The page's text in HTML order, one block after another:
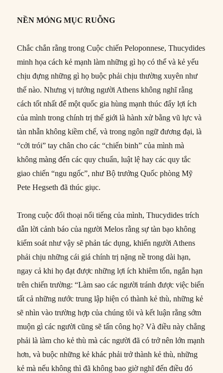
NỀN MÓNG MỤC RUỖNG
Chắc chắn rằng trong Cuộc chiến Peloponnese, Thucydides
minh họa cách kẻ mạnh làm những gì họ có thể và kẻ yếu
chịu đựng những gì họ buộc phải chịu thường xuyên như
thế nào. Nhưng vị tướng người Athens không nghĩ rằng
cách tốt nhất để một quốc gia hùng mạnh thúc đẩy lợi ích
của mình trong chính trị thế giới là hành xử bằng vũ lực và
tàn nhẫn không kiềm chế, và trong ngôn ngữ đương đại, là
“cởi trói” tay chân cho các “chiến binh” của mình mà
không màng đến các quy chuẩn, luật lệ hay các quy tắc
giao chiến “ngu ngốc”, như Bộ trưởng Quốc phòng Mỹ
Pete Hegseth đã thúc giục.
Trong cuộc đối thoại nổi tiếng của mình, Thucydides trích
dẫn lời cảnh báo của người Melos rằng sự tàn bạo không
kiểm soát như vậy sẽ phản tác dụng, khiến người Athens
phải chịu những cái giá chính trị nặng nề trong dài hạn,
ngay cả khi họ đạt được những lợi ích khiêm tốn, ngắn hạn
trên chiến trường: “Làm sao các người tránh được việc biến
tất cả những nước trung lập hiện có thành kẻ thù, những kẻ
sẽ nhìn vào trường hợp của chúng tôi và kết luận rằng sớm
muộn gì các người cũng sẽ tấn công họ? Và điều này chẳng
phải là làm cho kẻ thù mà các người đã có trở nên lớn mạnh
hơn, và buộc những kẻ khác phải trở thành kẻ thù, những
kẻ mà nếu không thì đã không bao giờ nghĩ đến điều đó